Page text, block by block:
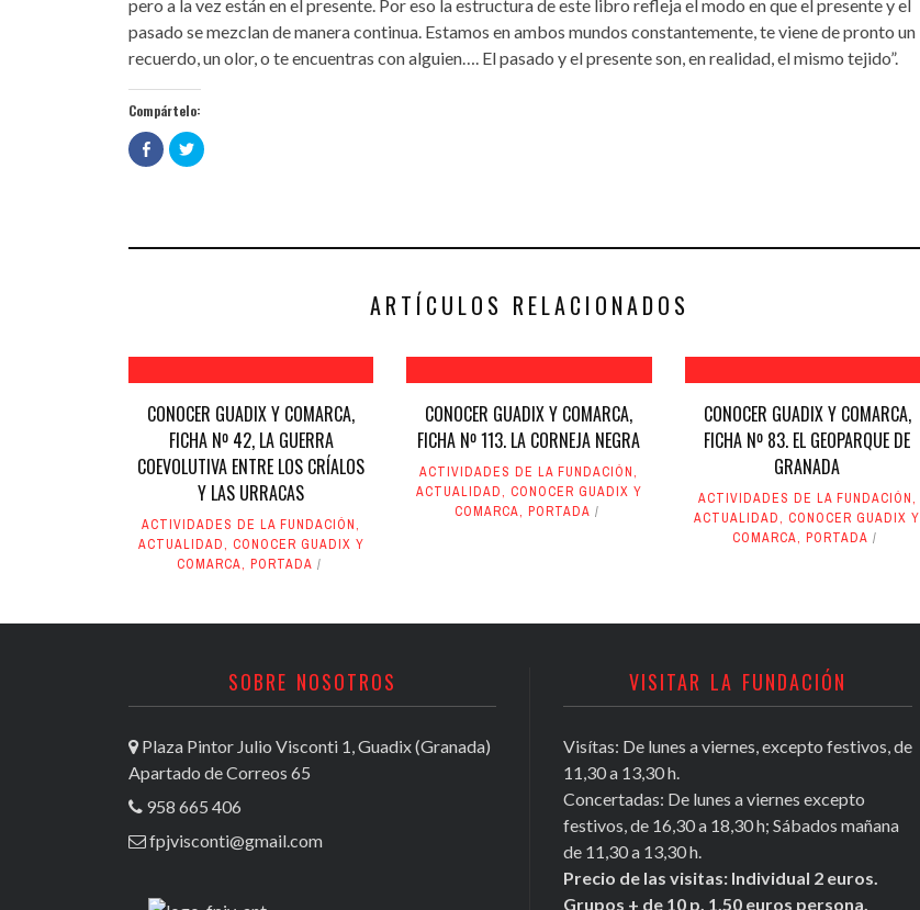
pero a la vez están en el presente. Por eso la estructura de este libro refleja el modo en que el presente y el
pasado se mezclan de manera continua. Estamos en ambos mundos constantemente, te viene de pronto un
recuerdo, un olor, o te encuentras con alguien…. El pasado y el presente son, en realidad, el mismo tejido”.
Compártelo:
Haz
clic
para
en
Haz
clic
en
ARTÍCULOS RELACIONADOS
CONOCER GUADIX Y COMARCA,
FICHA Nº 42, LA GUERRA
COEVOLUTIVA ENTRE LOS CRÍALOS
Y LAS URRACAS
ACTIVIDADES DE LA FUNDACIÓN,
ACTUALIDAD, CONOCER GUADIX Y
COMARCA, PORTADA
CONOCER GUADIX Y COMARCA,
FICHA Nº 113. LA CORNEJA NEGRA
ACTIVIDADES DE LA FUNDACIÓN,
ACTUALIDAD, CONOCER GUADIX Y
COMARCA, PORTADA
CONOCER GUADIX Y COMARCA,
FICHA Nº 83. EL GEOPARQUE DE
GRANADA
ACTIVIDADES DE LA FUNDACIÓN,
ACTUALIDAD, CONOCER GUADIX Y
COMARCA,PORTADA
SOBRE NOSOTROS
Plaza Pintor Julio Visconti 1, Guadix (Granada)
Apartado de Correos 65
958 665 406
fpjvisconti@gmail.com
VISITAR LA FUNDACIÓN
Visítas: De lunes a viernes, excepto festivos, de
11,30 a 13,30 h.
Concertadas: De lunes a viernes excepto
festivos, de 16,30 a 18,30 h; Sábados mañana
de 11,30 a 13,30 h.
Precio de las visitas: Individual 2 euros.
Grupos + de 10 p. 1,50 euros persona.